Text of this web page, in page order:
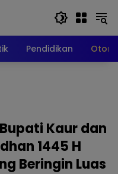
Pendidikan
Kaur dan
1445 H
Beringin Luas